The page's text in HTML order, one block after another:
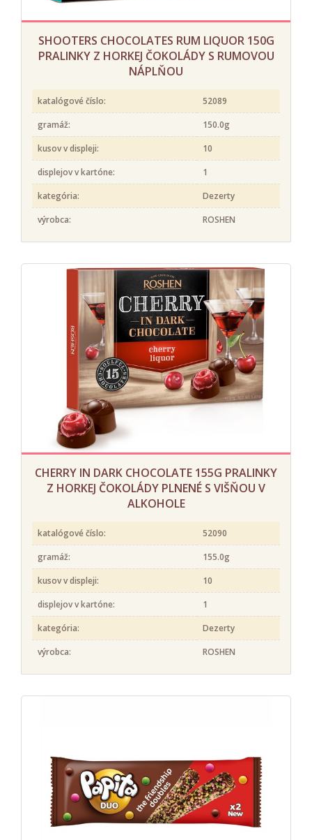
SHOOTERS CHOCOLATES RUM LIQUOR 150G
PRALINKY Z HORKEJ ČOKOLÁDY S RUMOVOU
NÁPLŇOU
katalógové číslo:
52089
gramáž:
150.0g
kusov v displeji:
10
displejov v kartóne:
1
kategória:
Dezerty
výrobca:
ROSHEN
CHERRY IN DARK CHOCOLATE 155G PRALINKY
Z HORKEJ ČOKOLÁDY PLNENÉ S VIŠŇOU V
ALKOHOLE
katalógové číslo:
52090
gramáž:
155.0g
kusov v displeji:
10
displejov v kartóne:
1
kategória:
Dezerty
výrobca:
ROSHEN